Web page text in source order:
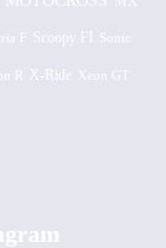
F Scoopy FI Sonic
R X-Ride Xeon GT